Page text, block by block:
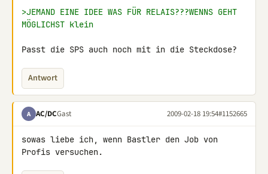
>JEMAND EINE IDEE WAS FÜR RELAIS???WENNS GEHT
MÖGLICHST klein
Passt die SPS auch noch mit in die Steckdose?
Antwort
A AC/DCGast 2009-02-18 19:54#1152665
sowas liebe ich, wenn Bastler den Job von
Profis versuchen.